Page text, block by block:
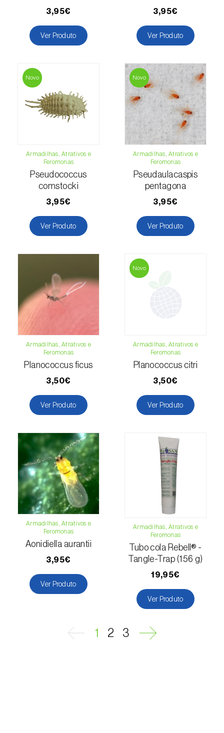
3,95€
Ver Produto
3,95€
Ver Produto
Novo
Armadilhas, Atrativos e
Feromonas
Pseudococcus
comstocki
3,95€
Ver Produto
Novo
Armadilhas, Atrativos e
Feromonas
Pseudaulacaspis
pentagona
3,95€
Ver Produto
Armadilhas, Atrativos e
Feromonas
Planococcus ficus
3,50€
Ver Produto
Novo
Armadilhas, Atrativos e
Feromonas
Planococcus citri
3,50€
Ver Produto
Armadilhas, Atrativos e
Feromonas
Aonidiella aurantii
3,95€
Ver Produto
Armadilhas, Atrativos e
Feromonas
Tubo cola Rebell® -
Tangle-Trap (156 g)
19,95€
Ver Produto
1 2 3